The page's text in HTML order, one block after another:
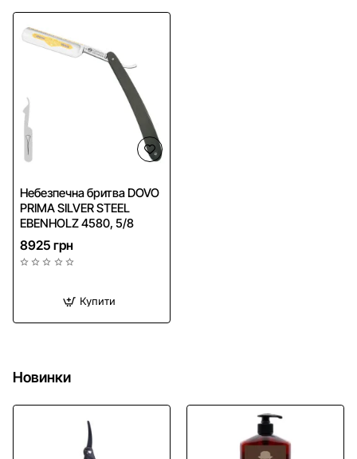
Небезпечна бритва DOVO
PRIMA SILVER STEEL
EBENHOLZ 4580, 5/8
8925 грн
Купити
Новинки